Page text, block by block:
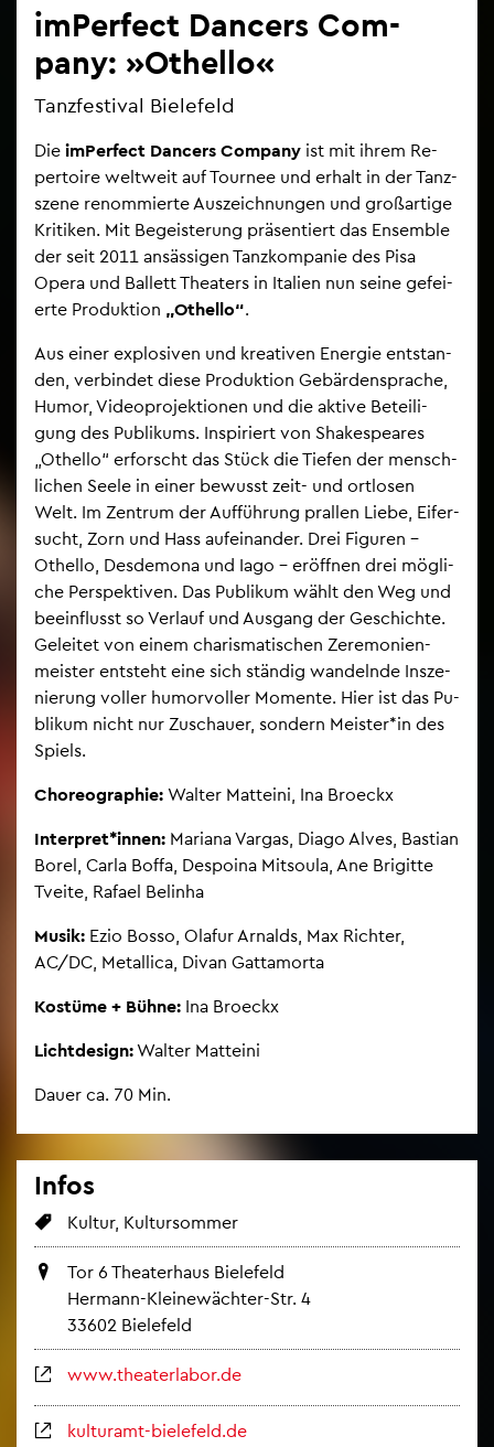
im­Per­fect Dan­cers Com­
pany: »Othel­lo«
Tanz­fes­ti­val Bie­le­feld
Die im­Per­fect Dan­cers Com­pany ist mit ihrem Re­
per­toire welt­weit auf Tour­nee und er­halt in der Tanz­
sze­ne re­nom­mier­te Aus­zeich­nun­gen und gro­ß­ar­ti­ge
Kri­ti­ken. Mit Be­geis­te­rung prä­sen­tiert das En­sem­ble
der seit 2011 an­säs­si­gen Tanz­kom­pa­nie des Pisa
Opera und Bal­lett Thea­ters in Ita­li­en nun seine ge­fei­
er­te Pro­duk­ti­on „Othel­lo“
Aus einer ex­plo­si­ven und krea­ti­ven En­er­gie ent­stan­
den, ver­bin­det diese Pro­duk­ti­on Ge­bär­den­spra­che,
Humor, Vi­deo­pro­jek­tio­nen und die ak­ti­ve Be­tei­li­
gung des Pu­bli­kums. In­spi­riert von Shake­speares
„Othel­lo“ er­forscht das Stück die Tie­fen der mensch­
li­chen Seele in einer be­wusst zeit- und ort­lo­sen
Welt. Im Zen­trum der Auf­füh­rung pral­len Liebe, Ei­fer­
sucht, Zorn und Hass auf­ein­an­der. Drei Fi­gu­ren –
Othel­lo, Des­de­mo­na und Iago – er­öff­nen drei mög­li­
che Per­spek­ti­ven. Das Pu­bli­kum wählt den Weg und
be­ein­flusst so Ver­lauf und Aus­gang der Ge­schich­te.
Ge­lei­tet von einem cha­ris­ma­ti­schen Ze­re­mo­ni­en­
meis­ter ent­steht eine sich stän­dig wan­deln­de In­sze­
nie­rung vol­ler hu­mor­vol­ler Mo­men­te. Hier ist das Pu­
bli­kum nicht nur Zu­schau­er, son­dern Meis­ter*in des
Spiels.
Cho­reo­gra­phie: Wal­ter Matt­ei­ni, Ina Bro­eckx
In­ter­pret*innen: Ma­ria­na Var­gas, Diago Alves, Bas­ti­an
Borel, Carla Boffa, Des­poi­na Mit­sou­la, Ane Bri­git­te
Tvei­te, Ra­fa­el Bel­in­ha
Musik: Ezio Bosso, Olafur Ar­nalds, Max Rich­ter,
AC/DC, Me­tal­li­ca, Divan Gat­ta­mor­ta
Kos­tü­me + Bühne: Ina Bro­eckx
Licht­de­sign:Wal­ter Matt­ei­ni
Dauer ca. 70 Min.
Infos
Kul­tur, Kul­tur­som­mer
Tor 6 Thea­ter­haus Bie­le­feld
Her­mann-Klei­ne­wäch­ter-Str. 4
33602 Bie­le­feld
www.​the​ater​labo​r.​de
kul­tur­amt-bie­le­feld.de